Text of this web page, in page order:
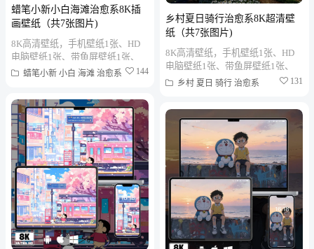
乡村夏日骑行治愈系8K超清壁
纸（共7张图片)
8K高清壁纸，手机壁纸1张、HD
电脑壁纸1张、带鱼屏壁纸1张、
折叠屏壁纸1张、MAC笔记本壁纸
乡村 夏日 骑行 治愈系 131
蜡笔小新小白海滩治愈系8K插
画壁纸（共7张图片)
8K高清壁纸，手机壁纸1张、HD
电脑壁纸1张、带鱼屏壁纸1张、
折叠屏壁纸1张、MAC笔记本壁纸
蜡笔小新 小白 海滩 治愈系 144